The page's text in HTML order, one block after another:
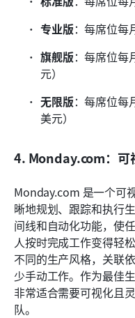
专业版：每席位每
旗舰版：每席位每
元）
无限版：每席位每
美元）
4. Monday.com：可
Monday.com 是一个可
晰地规划、跟踪和执行
间线和自动化功能，使
人按时完成工作变得轻
不同的生产风格，关联
少手动工作。作为最佳
非常适合需要可视化且
队。